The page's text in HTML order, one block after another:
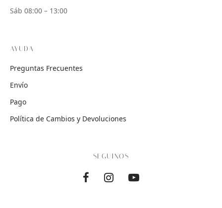
Sáb 08:00 – 13:00
AYUDA
Preguntas Frecuentes
Envío
Pago
Política de Cambios y Devoluciones
SEGUINOS